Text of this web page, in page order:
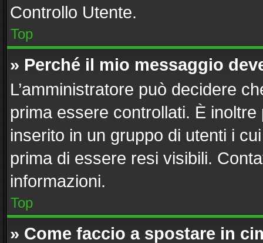
Controllo Utente.
Top
» Perché il mio messaggio
L’amministratore può decidere
prima essere controllati. È
inserito in un gruppo di utenti i
prima di essere resi visibili.
informazioni.
Top
» Come faccio a spostare in